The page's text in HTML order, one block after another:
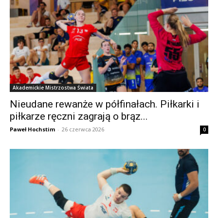
Akademickie Mistrzostwa Świata
Nieudane rewanże w półfinałach. Piłkarki i
piłkarze ręczni zagrają o brąz...
Paweł Hochstim - 26 czerwca 2026 0